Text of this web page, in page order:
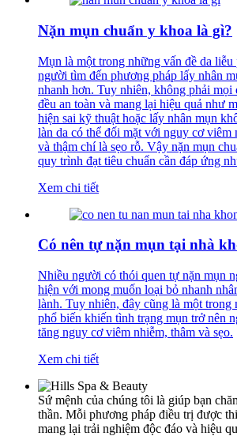
Nặn mụn chuẩn y khoa là gì?
Mụn là một trong những vấn đề da liễu
người tìm đến phương pháp lấy nhân
nhanh hơn. Tuy nhiên, không phải mọi
đều an toàn và mang lại hiệu quả như
hiện sai kỹ thuật hoặc lấy nhân mụn
làn da có thể đối mặt với nguy cơ viêm
và thậm chí là sẹo rỗ. Vậy nặn mụn
quy trình đạt tiêu chuẩn cần đáp ứng
Xem chi tiết
Có nên tự nặn mụn tại nhà
Nhiều người có thói quen tự nặn mụn
hiện với mong muốn loại bỏ nhanh
lành. Tuy nhiên, đây cũng là một trong
phổ biến khiến tình trạng mụn trở nên
tăng nguy cơ viêm nhiễm, thâm và sẹo.
Xem chi tiết
Sứ mệnh của chúng tôi là giúp bạn
thần. Mỗi phương pháp điều trị được
mang lại trải nghiệm độc đáo và hiệu